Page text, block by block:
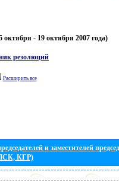
- 19 октября 2007 года)
резолюций
Расширить все
и заместителей
КГР)